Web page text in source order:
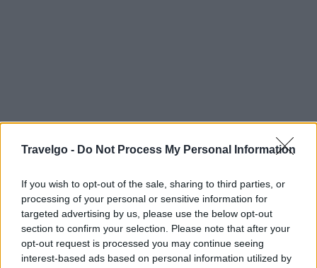
Travelgo - Do Not Process My Personal Information
If you wish to opt-out of the sale, sharing to third parties, or
processing of your personal or sensitive information for
targeted advertising by us, please use the below opt-out
section to confirm your selection. Please note that after your
opt-out request is processed you may continue seeing
interest-based ads based on personal information utilized by